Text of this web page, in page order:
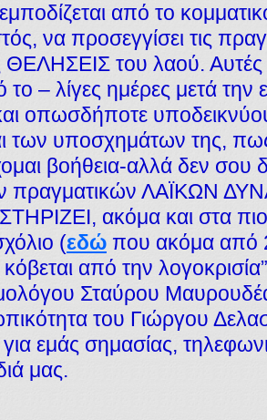
από το
να προσεγγίσει τις
του λαού. Αυτές
το – λίγες ημέρες μετά
οπωσδήποτε
υποσχημάτων της,
βοήθεια-αλλά δεν σου
πραγματικών ΛΑΪΚΩΝ
ακόμα και στα
(εδώ που ακόμα από
από την
Σταύρου
του Γιώργου
εμάς σημασίας,
μας.